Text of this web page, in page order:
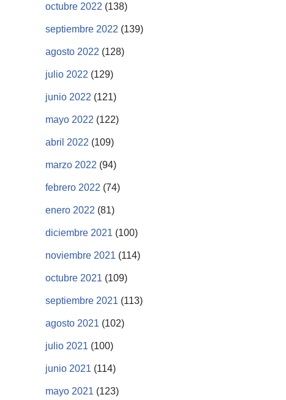
octubre 2022 (138)
septiembre 2022 (139)
agosto 2022 (128)
julio 2022 (129)
junio 2022 (121)
mayo 2022 (122)
abril 2022 (109)
marzo 2022 (94)
febrero 2022 (74)
enero 2022 (81)
diciembre 2021 (100)
noviembre 2021 (114)
octubre 2021 (109)
septiembre 2021 (113)
agosto 2021 (102)
julio 2021 (100)
junio 2021 (114)
mayo 2021 (123)